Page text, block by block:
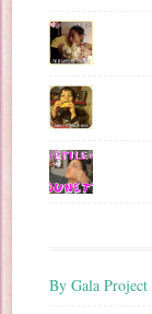
By Gala Project